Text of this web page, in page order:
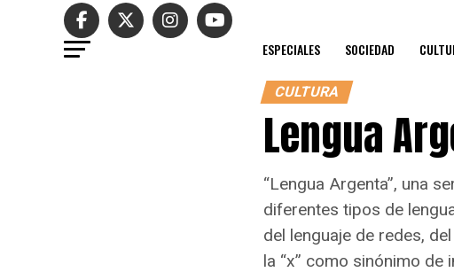
ESPECIALES SOCIEDAD
CULTURA
Lengua
“Lengua Argenta”, una
diferentes tipos de
del lenguaje de redes,
la “x” como sinónimo de